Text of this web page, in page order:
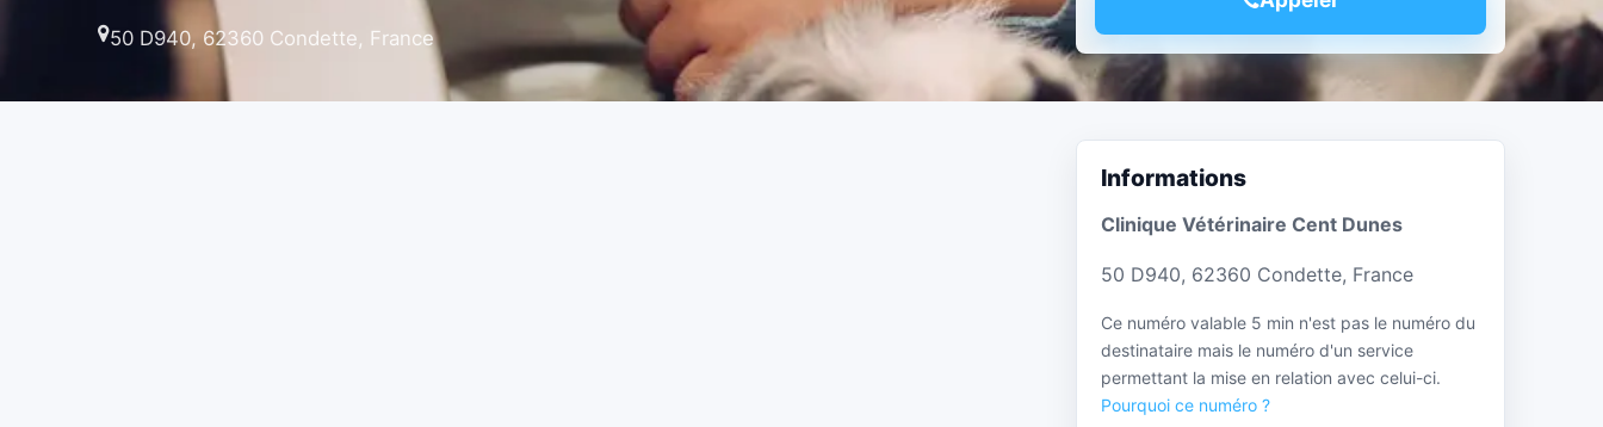
50 D940, 62360 Condette, France
Informations
Clinique Vétérinaire Cent Dunes
50 D940, 62360 Condette, France
Ce numéro valable 5 min n'est pas le numéro du
destinataire mais le numéro d'un service
permettant la mise en relation avec celui-ci.
Pourquoi ce numéro ?